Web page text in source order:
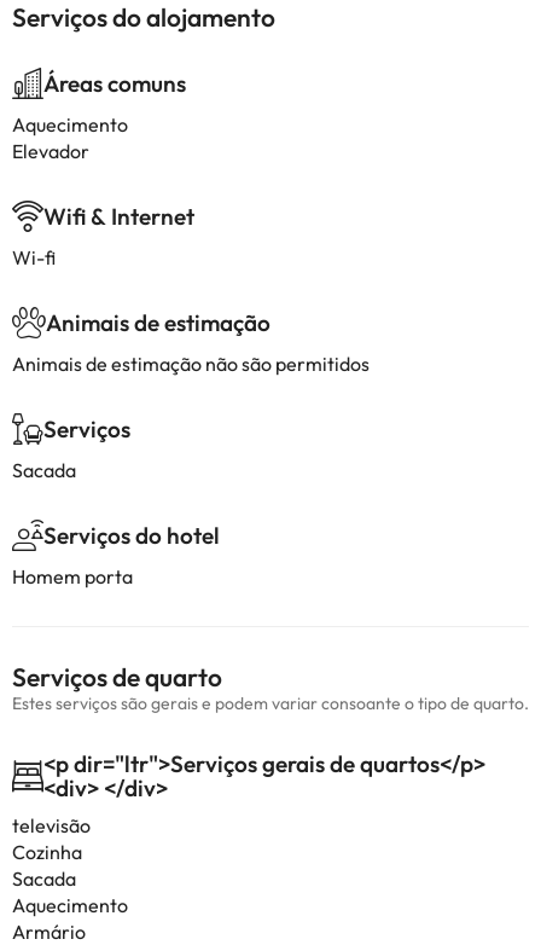
Serviços do alojamento
Áreas comuns
Aquecimento
Elevador
Wifi & Internet
Wi-fi
Animais de estimação
Animais de estimação não são permitidos
Serviços
Sacada
Serviços do hotel
Homem porta
Serviços de quarto
Estes serviços são gerais e podem variar consoante o tipo de quarto.
<p dir="ltr">Serviços gerais de quartos</p>
<div> </div>
televisão
Cozinha
Sacada
Aquecimento
Armário